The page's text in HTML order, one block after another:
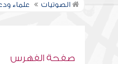
الصوتيات علماء
صفحة الفهرس